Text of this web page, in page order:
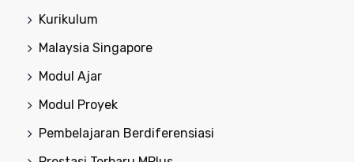
Kurikulum
Malaysia Singapore
Modul Ajar
Modul Proyek
Pembelajaran Berdiferensiasi